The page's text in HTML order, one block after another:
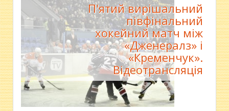
П'ятий вирішальний
півфінальний
хокейний матч між
«Дженералз» і
«Кременчук».
Відеотрансляція